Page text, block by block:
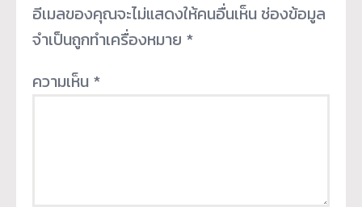
อีเมลของคุณจะไม่แสดงให้คนอื่นเห็น ช่องข้อมูล
จำเป็นถูกทำเครื่องหมาย *
ความเห็น *